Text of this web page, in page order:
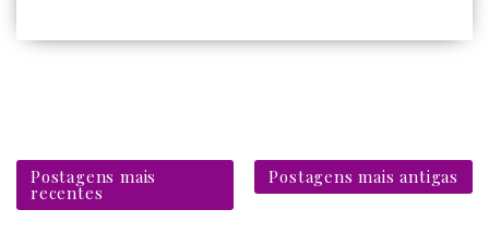
Postagens mais
recentes
Postagens mais antigas